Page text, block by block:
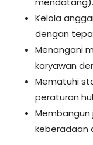
Kelola
dengan
Menangani
karyawan
Mematuhi
peraturan
Membangun
keberadaan